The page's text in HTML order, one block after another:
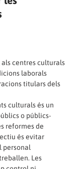
als centres culturals
laborals
titulars dels
culturals és un
o públics-
reformes de
és evitar
personal
Les